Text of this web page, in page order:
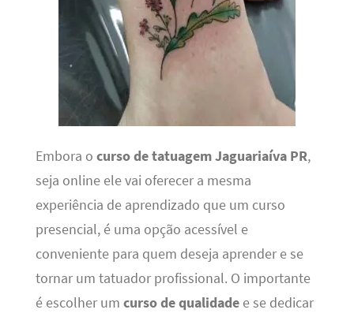
Embora o curso de tatuagem Jaguariaíva PR,
seja online ele vai oferecer a mesma
experiência de aprendizado que um curso
presencial, é uma opção acessível e
conveniente para quem deseja aprender e se
tornar um tatuador profissional. O importante
é escolher um curso de qualidadee se dedicar